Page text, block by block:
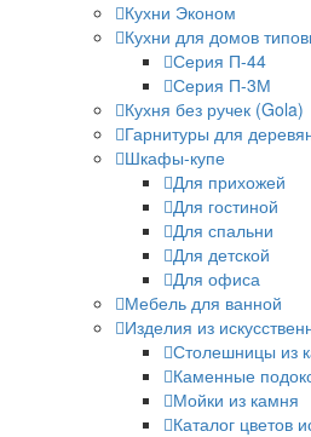
Кухни Эконом
Кухни для домов
Серия П-44
Серия П-3М
Кухня без ручек (Gola)
Гарнитуры для
Шкафы-купе
Для прихожей
Для гостиной
Для спальни
Для детской
Для офиса
Мебель для ванной
Изделия из
Столешницы из
Каменные
Мойки из камня
Каталог цветов